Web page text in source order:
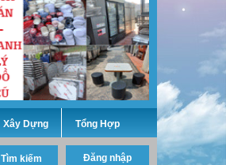
Xây Dựng Tổng Hợp
Tìm kiếm Đăng nhập